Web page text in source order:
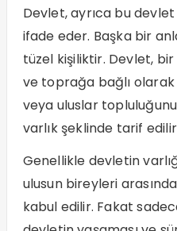
Devlet, ayrıca bu
ifade eder. Başka bir
tüzel kişiliktir. Devlet,
ve toprağa bağlı
veya uluslar
varlık şeklinde tarif
Genellikle devletin
ulusun bireyleri
kabul edilir. Fakat